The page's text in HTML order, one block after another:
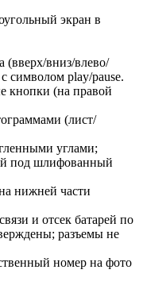
экран в
(вверх/вниз/влево/
символом play/pause.
кнопки (на правой
(лист/
углами;
под шлифованный
нижней части
и отсек батарей по
разъемы не
номер на фото